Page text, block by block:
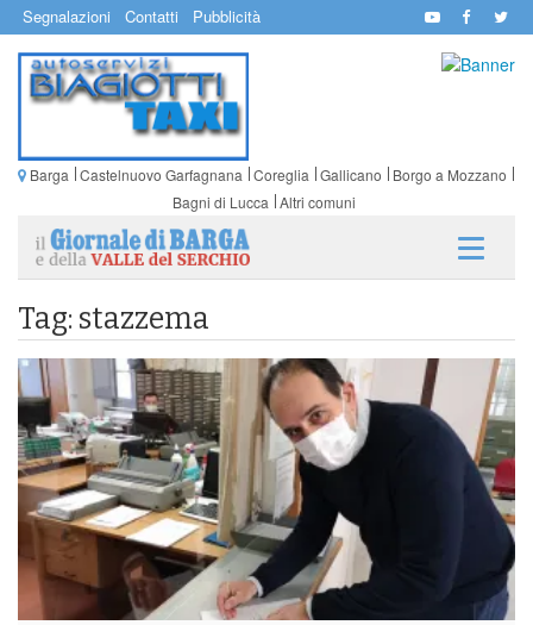
Segnalazioni Contatti Pubblicità
Barga Castelnuovo Garfagnana Coreglia Gallicano
Borgo a Mozzano
Bagni di Lucca Altri comuni
Tag: stazzema